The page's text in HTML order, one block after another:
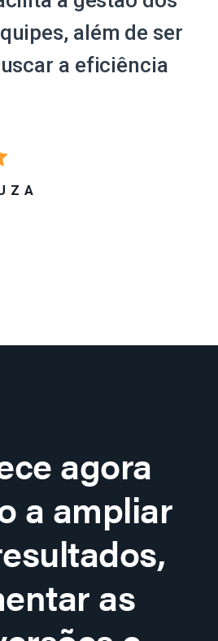
além de ser
a eficiência
agora
a ampliar
as